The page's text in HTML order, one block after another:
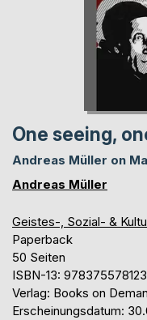
One seeing,
Andreas Müller on
Andreas Müller
Geistes-, Sozial- &
Paperback
50 Seiten
ISBN-13:
Verlag: Books on
Erscheinungsdatum: